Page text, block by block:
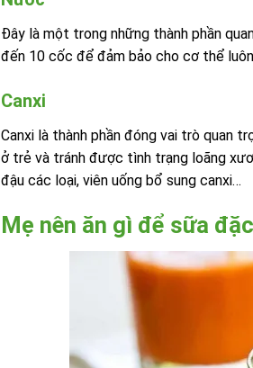
Đây là một trong những thành phần
đến 10 cốc để đảm bảo cho cơ thể
Canxi
Canxi là thành phần đóng vai trò quan
ở trẻ và tránh được tình trạng loãng
đậu các loại, viên uống bổ sung canxi…
Mẹ nên ăn gì để sữa